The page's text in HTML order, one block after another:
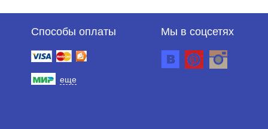
Способы оплаты
еще
Мы в соцсетях